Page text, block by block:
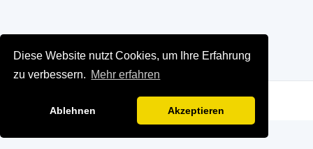
Diese Website nutzt Cookies, um Ihre Erfahrung
zu verbessern. Mehr erfahren
Ablehnen Akzeptieren